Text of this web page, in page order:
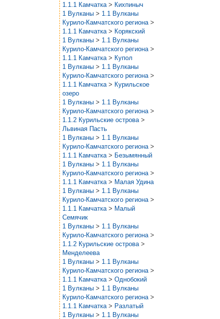
1.1.1 Камчатка > Кихпиныч
1 Вулканы > 1.1 Вулканы
Курило-Камчатского региона >
1.1.1 Камчатка > Корякский
1 Вулканы > 1.1 Вулканы
Курило-Камчатского региона >
1.1.1 Камчатка > Купол
1 Вулканы > 1.1 Вулканы
Курило-Камчатского региона >
1.1.1 Камчатка > Курильское
озеро
1 Вулканы > 1.1 Вулканы
Курило-Камчатского региона >
1.1.2 Курильские острова >
Львиная Пасть
1 Вулканы > 1.1 Вулканы
Курило-Камчатского региона >
1.1.1 Камчатка > Безымянный
1 Вулканы > 1.1 Вулканы
Курило-Камчатского региона >
1.1.1 Камчатка > Малая Удина
1 Вулканы > 1.1 Вулканы
Курило-Камчатского региона >
1.1.1 Камчатка > Малый
Семячик
1 Вулканы > 1.1 Вулканы
Курило-Камчатского региона >
1.1.2 Курильские острова >
Менделеева
1 Вулканы > 1.1 Вулканы
Курило-Камчатского региона >
1.1.1 Камчатка > Однобокий
1 Вулканы > 1.1 Вулканы
Курило-Камчатского региона >
1.1.1 Камчатка > Разлатый
1 Вулканы > 1.1 Вулканы